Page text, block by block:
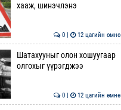
хааж, шинэчлэнэ
0 | 12 цагийн өмнө
Шатахууныг олон хошуугаар
олгохыг үүрэгджээ
0 | 12 цагийн өмнө